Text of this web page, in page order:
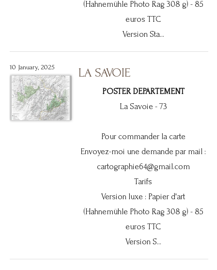
(Hahnemühle Photo Rag 308 g) - 85
euros TTC
Version Sta...
10 January, 2025 LA SAVOIE
POSTER DEPARTEMENT
La Savoie - 73
Pour commander la carte
Envoyez-moi une demande par mail :
cartographie64@gmail.com
Tarifs
Version luxe : Papier d'art
(Hahnemühle Photo Rag 308 g) - 85
euros TTC
Version S...